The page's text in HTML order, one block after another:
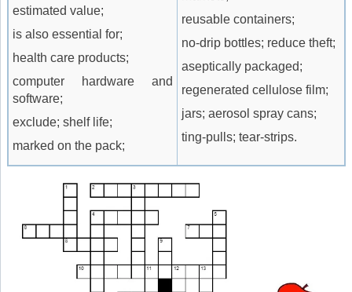
estimated value;
is also essential for;
health care products;
computer hardware and
software;
exclude; shelf life;
marked on the pack;
reusable containers;
no-drip bottles; reduce theft;
aseptically packaged;
regenerated cellulose film;
jars; aerosol spray cans;
ting-pulls; tear-strips.